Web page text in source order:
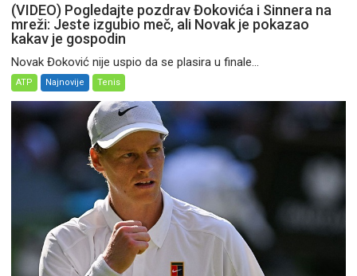
(VIDEO) Pogledajte pozdrav Đokovića i Sinnera na
mreži: Jeste izgubio meč, ali Novak je pokazao
kakav je gospodin
Novak Đoković nije uspio da se plasira u finale...
ATP Najnovije Tenis